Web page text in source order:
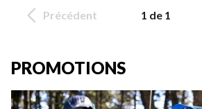
Précédent 1 de 1
PROMOTIONS